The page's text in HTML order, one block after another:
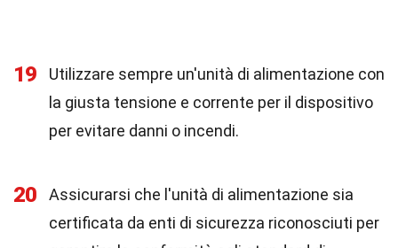
19
Utilizzare sempre un'unità di alimentazione con
la giusta tensione e corrente per il dispositivo
per evitare danni o incendi.
20
Assicurarsi che l'unità di alimentazione sia
certificata da enti di sicurezza riconosciuti per